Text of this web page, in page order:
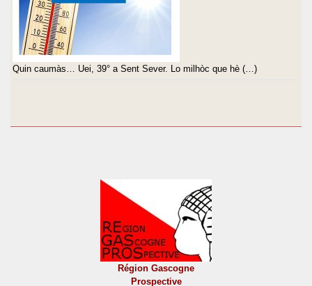
Quin caumàs… Uei, 39° a Sent Sever. Lo milhòc que hè (…)
Région Gascogne
Prospective